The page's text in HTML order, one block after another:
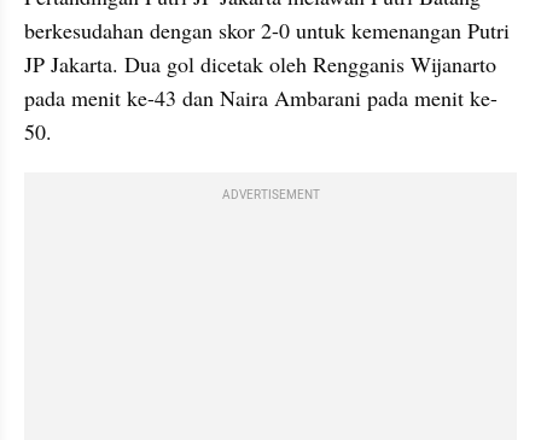
berkesudahan dengan skor 2-0 untuk kemenangan Putri
JP Jakarta. Dua gol dicetak oleh Rengganis Wijanarto
pada menit ke-43 dan Naira Ambarani pada menit ke-
50.
ADVERTISEMENT